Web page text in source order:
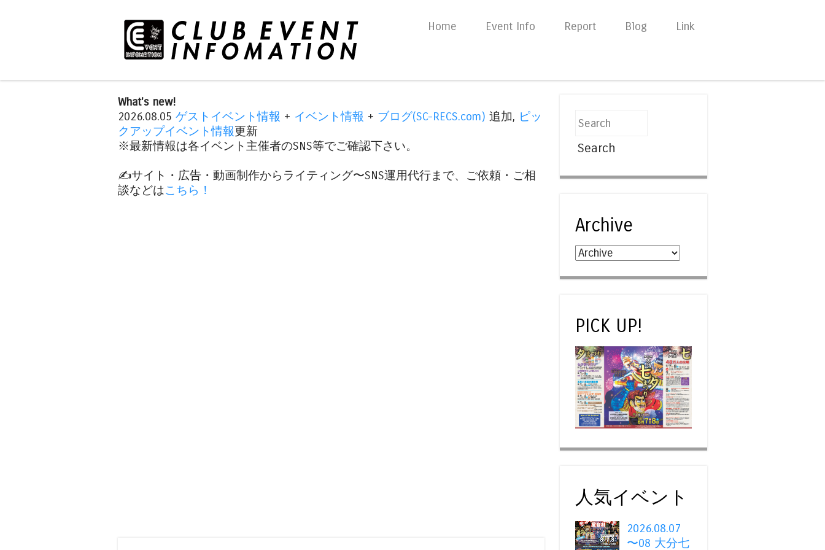
Skip to content
Home Event Info Report Blog Link
What's new!
2026.08.05 ゲストイベント情報 + イベント情報 + ブログ(SC-RECS.com) 追加, ピッ
クアップイベント情報更新
※最新情報は各イベント主催者のSNS等でご確認下さい。
✍️サイト・広告・動画制作からライティング〜SNS運用代行まで、ご依頼・ご相
談などはこちら！
Search
Archive
PICK UP!
人気イベント
2026.08.07
〜08 大分七